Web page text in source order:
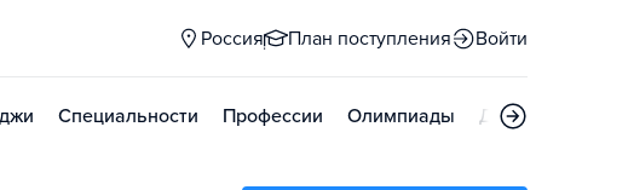
Россия План поступления Войти
Специальности Профессии Олимпиады Дни открытых